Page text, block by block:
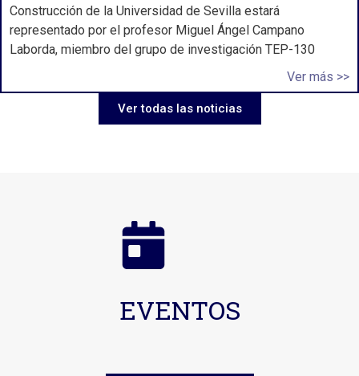
Construcción de la Universidad de Sevilla estará
representado por el profesor Miguel Ángel Campano
Laborda, miembro del grupo de investigación TEP-130
Ver más >>
Ver todas las noticias
EVENTOS